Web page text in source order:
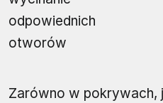
odpowiednich
otworów
Zarówno w pokrywach,